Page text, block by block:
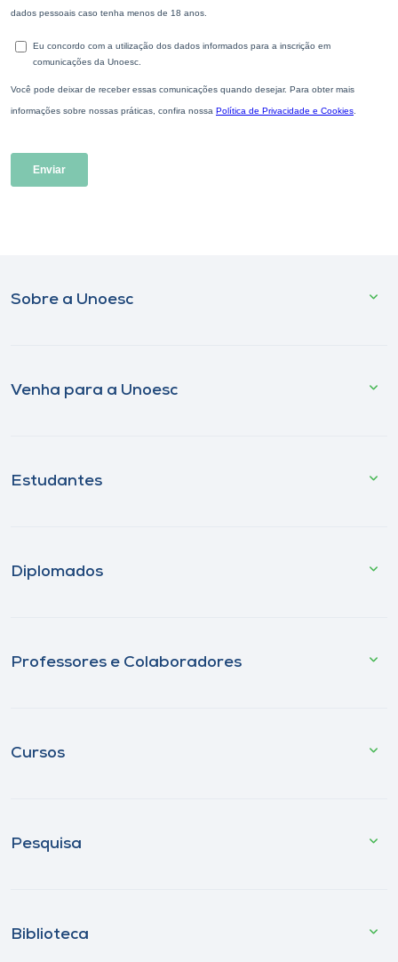
Sobre a Unoesc
Venha para a Unoesc
Estudantes
Diplomados
Professores e Colaboradores
Cursos
Pesquisa
Biblioteca